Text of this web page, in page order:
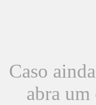
Caso
abra